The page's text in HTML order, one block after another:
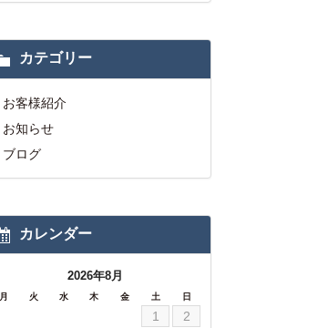
カテゴリー
お客様紹介
お知らせ
ブログ
カレンダー
2026年8月
月 火 水 木 金 土 日
1
2